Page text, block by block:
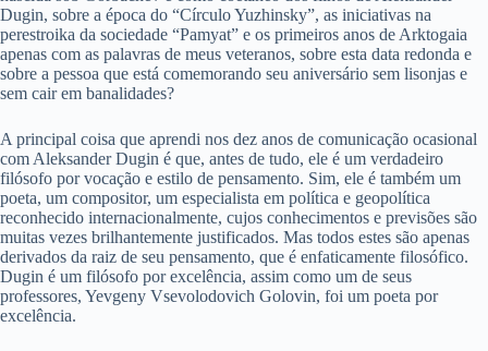
Dugin, sobre a época do “Círculo Yuzhinsky”, as iniciativas na
perestroika da sociedade “Pamyat” e os primeiros anos de Arktogaia
apenas com as palavras de meus veteranos, sobre esta data redonda e
sobre a pessoa que está comemorando seu aniversário sem lisonjas e
sem cair em banalidades?
A principal coisa que aprendi nos dez anos de comunicação ocasional
com Aleksander Dugin é que, antes de tudo, ele é um verdadeiro
filósofo por vocação e estilo de pensamento. Sim, ele é também um
poeta, um compositor, um especialista em política e geopolítica
reconhecido internacionalmente, cujos conhecimentos e previsões são
muitas vezes brilhantemente justificados. Mas todos estes são apenas
derivados da raiz de seu pensamento, que é enfaticamente filosófico.
Dugin é um filósofo por excelência, assim como um de seus
professores, Yevgeny Vsevolodovich Golovin, foi um poeta por
excelência.